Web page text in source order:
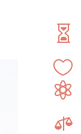



